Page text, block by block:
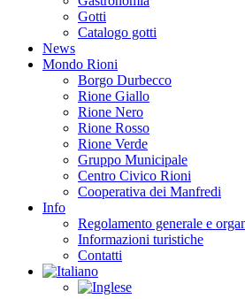
Gotti
Catalogo gotti
News
Mondo Rioni
Borgo Durbecco
Rione Giallo
Rione Nero
Rione Rosso
Rione Verde
Gruppo Municipale
Centro Civico Rioni
Cooperativa dei Manfredi
Info
Regolamento generale e
Informazioni turistiche
Contatti